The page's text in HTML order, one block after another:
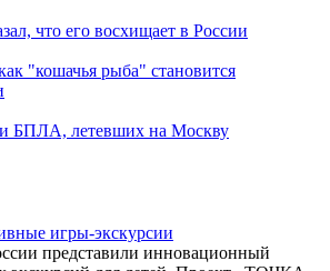
что его восхищает в России
"кошачья рыба" становится
БПЛА, летевших на Москву
игры-экскурсии
представили инновационный